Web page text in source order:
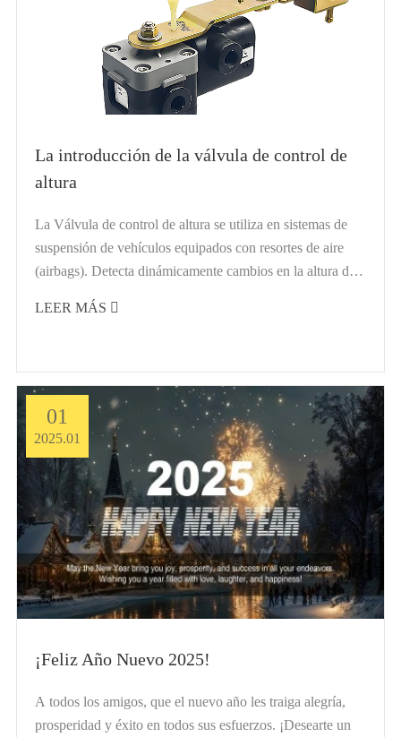
La introducción de la válvula de control de
altura
La Válvula de control de altura se utiliza en sistemas de
suspensión de vehículos equipados con resortes de aire
(airbags). Detecta dinámicamente cambios en la altura del
escape a un...
LEER MÁS 
01
2025.01
¡Feliz Año Nuevo 2025!
A todos los amigos, que el nuevo año les traiga alegría,
prosperidad y éxito en todos sus esfuerzos. ¡Desearte un